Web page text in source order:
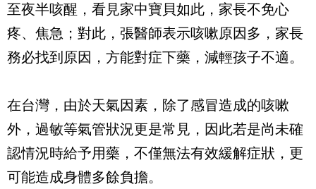
至夜半咳醒，看見家中寶貝如此，家長不免心
疼、焦急；對此，張醫師表示咳嗽原因多，家長
務必找到原因，方能對症下藥，減輕孩子不適。
在台灣，由於天氣因素，除了感冒造成的咳嗽
外，過敏等氣管狀況更是常見，因此若是尚未確
認情況時給予用藥，不僅無法有效緩解症狀，更
可能造成身體多餘負擔。